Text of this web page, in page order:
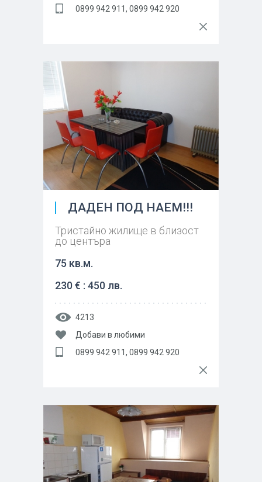
0899 942 911, 0899 942 920
ДАДЕН ПОД НАЕМ!!!
Тристайно жилище в близост
до центъра
75 кв.м.
230 € : 450 лв.
4213
Добави в любими
0899 942 911, 0899 942 920